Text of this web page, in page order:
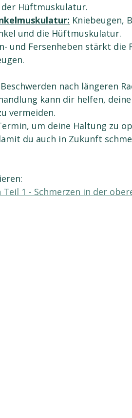
Hüftmuskulatur.
Kniebeugen,
und die Hüftmuskulatur.
und Fersenheben stärkt die
nach längeren
kann dir helfen,
vermeiden.
um deine Haltung zu
du auch in Zukunft
Teil 1 - Schmerzen in der